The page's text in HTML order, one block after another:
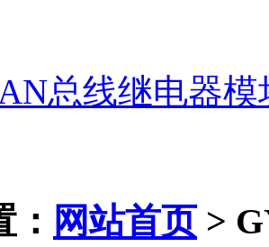
总线继电器模
网站首页>